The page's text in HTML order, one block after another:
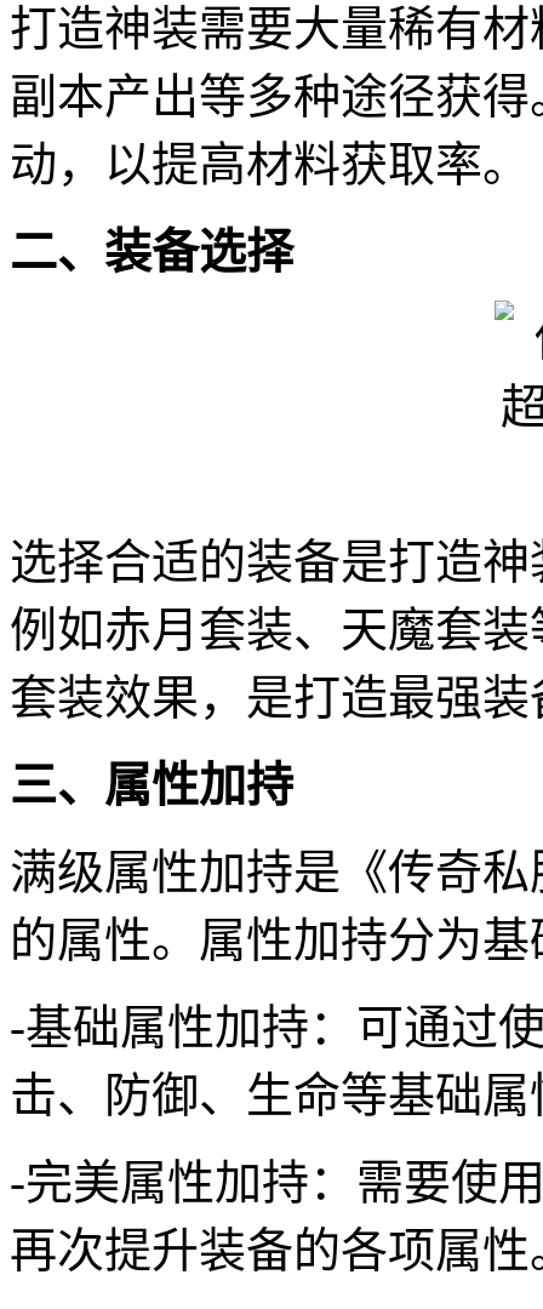
打造神装需要大量稀有
副本产出等多种途径获
动，以提高材料获取率。
二、装备选择
选择合适的装备是打造
例如赤月套装、天魔套
套装效果，是打造最强
三、属性加持
满级属性加持是《传奇
的属性。属性加持分为
-基础属性加持：可通过
击、防御、生命等基础属
-完美属性加持：需要使
再次提升装备的各项属性